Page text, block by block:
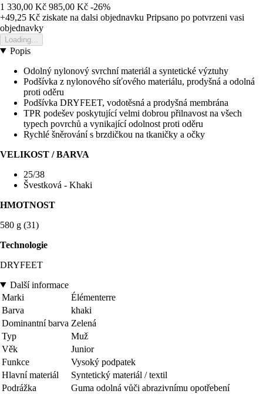
1 330,00 Kč 985,00 Kč -26%
+49,25 Kč ziskate na dalsi objednavku Pripsano po potvrzeni vasi
objednavky
Loading...
Popis
Odolný nylonový svrchní materiál a syntetické výztuhy
Podšívka z nylonového síťového materiálu, prodyšná a odolná
proti oděru
Podšívka DRYFEET, vodotěsná a prodyšná membrána
TPR podešev poskytující velmi dobrou přilnavost na všech
typech povrchů a vynikající odolnost proti oděru
Rychlé šněrování s brzdičkou na tkaničky a očky
VELIKOST / BARVA
25/38
Švestková - Khaki
HMOTNOST
580 g (31)
Technologie
DRYFEET
Další informace
Marki
Élémenterre
Barva
khaki
Dominantní barva Zelená
Typ
Muž
Věk
Junior
Funkce
Vysoký podpatek
Hlavní materiál
Syntetický materiál / textil
Podrážka
Guma odolná vůči abrazivnímu opotřebení